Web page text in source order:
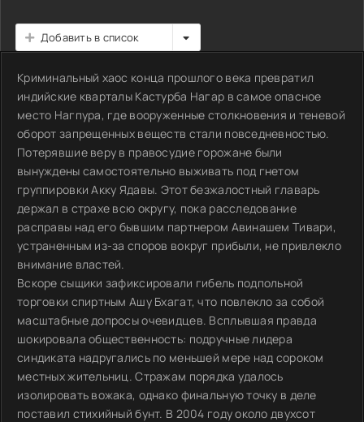
Добавить в список
Криминальный хаос конца прошлого века превратил
индийские кварталы Кастурба Нагар в самое опасное
место Нагпура, где вооруженные столкновения и теневой
оборот запрещенных веществ стали повседневностью.
Потерявшие веру в правосудие горожане были
вынуждены самостоятельно выживать под гнетом
группировки Акку Ядавы. Этот безжалостный главарь
держал в страхе всю округу, пока расследование
расправы над его бывшим партнером Авинашем Тивари,
устраненным из-за споров вокруг прибыли, не привлекло
внимание властей.
Вскоре сыщики зафиксировали гибель подпольной
торговки спиртным Ашу Бхагат, что повлекло за собой
масштабные допросы очевидцев. Всплывшая правда
шокировала общественность: подручные лидера
синдиката надругались по меньшей мере над сороком
местных жительниц. Стражам порядка удалось
изолировать вожака, однако финальную точку в деле
поставил стихийный бунт. В 2004 году около двухсот